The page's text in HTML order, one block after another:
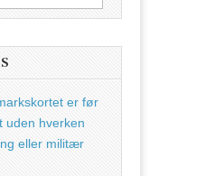
er før
uden hverken
eller militær